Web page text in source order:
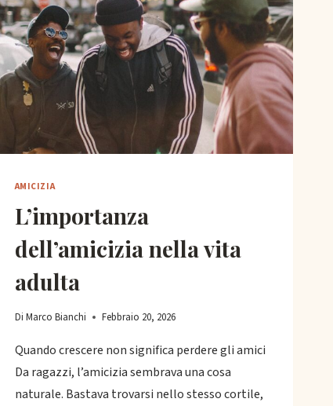
AMICIZIA
L’importanza
dell’amicizia nella vita
adulta
Di Marco Bianchi Febbraio 20, 2026
Quando crescere non significa perdere gli amici
Da ragazzi, l’amicizia sembrava una cosa
naturale. Bastava trovarsi nello stesso cortile,